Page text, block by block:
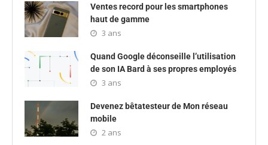
Ventes record pour les smartphones
haut de gamme
3 ans
Quand Google déconseille l’utilisation
de son IA Bard à ses propres employés
3 ans
Devenez bêtatesteur de Mon réseau
mobile
2 ans